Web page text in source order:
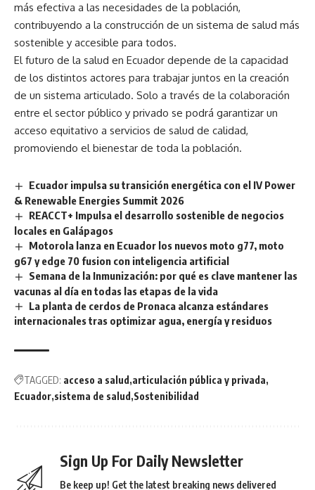
más efectiva a las necesidades de la población,
contribuyendo a la construcción de un sistema de salud más
sostenible y accesible para todos.
El futuro de la salud en Ecuador depende de la capacidad
de los distintos actores para trabajar juntos en la creación
de un sistema articulado. Solo a través de la colaboración
entre el sector público y privado se podrá garantizar un
acceso equitativo a servicios de salud de calidad,
promoviendo el bienestar de toda la población.
Ecuador impulsa su transición energética con el IV Power
& Renewable Energies Summit 2026
REACCT+ Impulsa el desarrollo sostenible de negocios
locales en Galápagos
Motorola lanza en Ecuador los nuevos moto g77, moto
g67 y edge 70 fusion con inteligencia artificial
Semana de la Inmunización: por qué es clave mantener las
vacunas al día en todas las etapas de la vida
La planta de cerdos de Pronaca alcanza estándares
internacionales tras optimizar agua, energía y residuos
TAGGED: acceso a salud articulación pública y privada
Ecuador sistema de salud Sostenibilidad
Sign Up For Daily Newsletter
Be keep up! Get the latest breaking news delivered